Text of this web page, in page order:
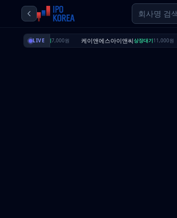
LIVE
딜리셔스상장대기 7,000원 케이앤에스아이앤씨상장대기11,000원